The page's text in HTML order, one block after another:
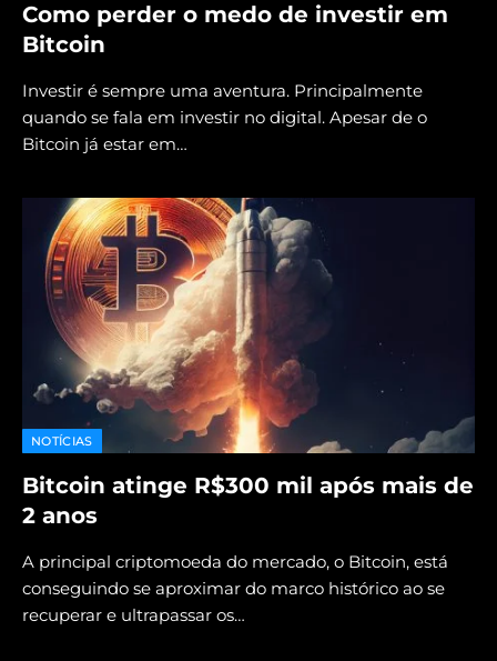
Como perder o medo de investir em
Bitcoin
Investir é sempre uma aventura. Principalmente
quando se fala em investir no digital. Apesar de o
Bitcoin já estar em…
NOTÍCIAS
Bitcoin atinge R$300 mil após mais de
2 anos
A principal criptomoeda do mercado, o Bitcoin, está
conseguindo se aproximar do marco histórico ao se
recuperar e ultrapassar os…